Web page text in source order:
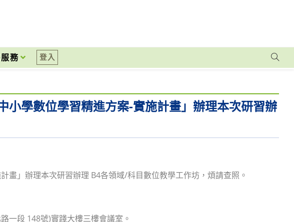
服務 登入
小學數位學習精進方案-實施計畫」辦理本次研習辦
畫」辦理本次研習辦理 B4各領域/科目數位教學工作坊，煩請查照。
一段 148號)實踐大樓三樓會議室。